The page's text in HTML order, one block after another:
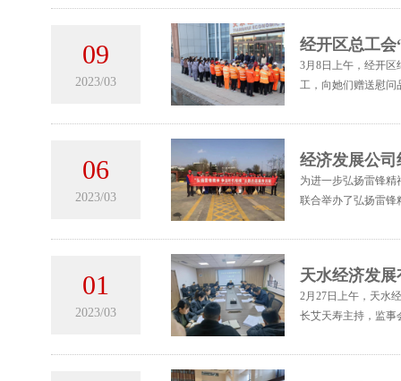
09
2023/03
经开区总工
3月8日上午，经开
工，向她们赠送慰问
06
2023/03
经济发展公
为进一步弘扬雷锋
联合举办了弘扬雷锋
01
2023/03
天水经济发
2月27日上午，天水
长艾天寿主持，监事